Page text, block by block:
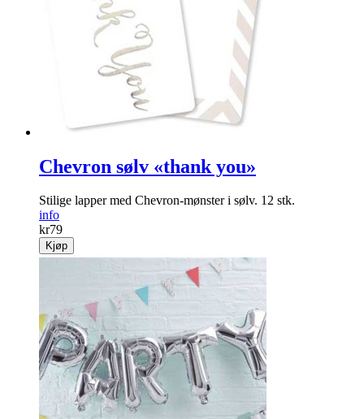
Chevron sølv «thank you»
Stilige lapper med Chevron-mønster i sølv. 12 stk.
info
kr79
Kjøp